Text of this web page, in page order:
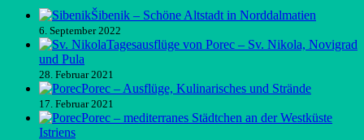
Šibenik – Schöne Altstadt in Norddalmatien
6. September 2022
Tagesausflüge von Porec – Sv. Nikola, Novigrad
und Pula
28. Februar 2021
Porec – Ausflüge, Kulinarisches und Strände
17. Februar 2021
Porec – mediterranes Städtchen an der Westküste
Istriens